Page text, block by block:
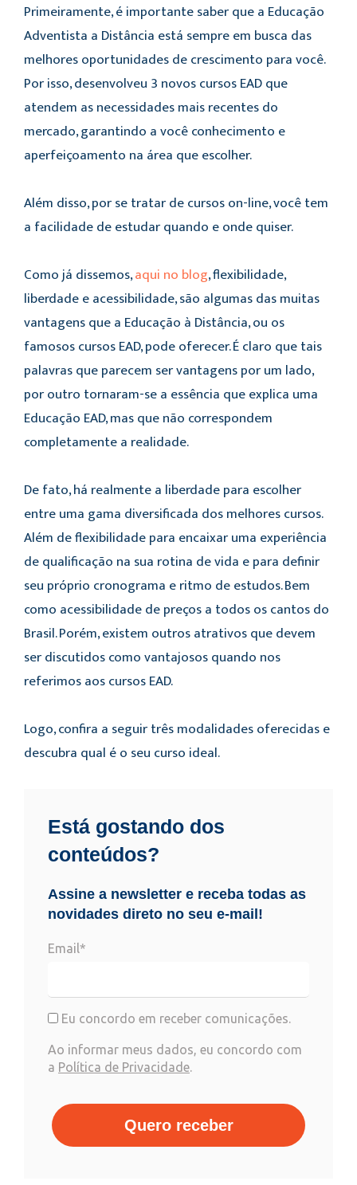
Primeiramente, é importante saber que a Educação
Adventista a Distância está sempre em busca das
melhores oportunidades de crescimento para você.
Por isso, desenvolveu 3 novos cursos EAD que
atendem as necessidades mais recentes do
mercado, garantindo a você conhecimento e
aperfeiçoamento na área que escolher.
Além disso, por se tratar de cursos on-line, você tem
a facilidade de estudar quando e onde quiser.
Como já dissemos,aqui no blog, flexibilidade,
liberdade e acessibilidade, são algumas das muitas
vantagens que a Educação à Distância, ou os
famosos cursos EAD, pode oferecer. É claro que tais
palavras que parecem ser vantagens por um lado,
por outro tornaram-se a essência que explica uma
Educação EAD, mas que não correspondem
completamente a realidade.
De fato, há realmente a liberdade para escolher
entre uma gama diversificada dos melhores cursos.
Além de flexibilidade para encaixar uma experiência
de qualificação na sua rotina de vida e para definir
seu próprio cronograma e ritmo de estudos. Bem
como acessibilidade de preços a todos os cantos do
Brasil. Porém, existem outros atrativos que devem
ser discutidos como vantajosos quando nos
referimos aos cursos EAD.
Logo, confira a seguir três modalidades oferecidas e
descubra qual é o seu curso ideal.
Está gostando dos
conteúdos?
Assine a newsletter e receba todas as
novidades direto no seu e-mail!
Email*
Eu concordo em receber comunicações.
Ao informar meus dados, eu concordo com
a Política de Privacidade.
Quero receber